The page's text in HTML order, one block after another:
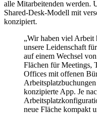
alle Mitarbeitenden werden.
Shared-Desk-Modell mit
konzipiert.
„Wir haben viel Arbeit
unsere Leidenschaft
auf einem Wechsel
Flächen für Meetings,
Offices mit offenen
konzipierte App. Je
neue Fläche kompakt